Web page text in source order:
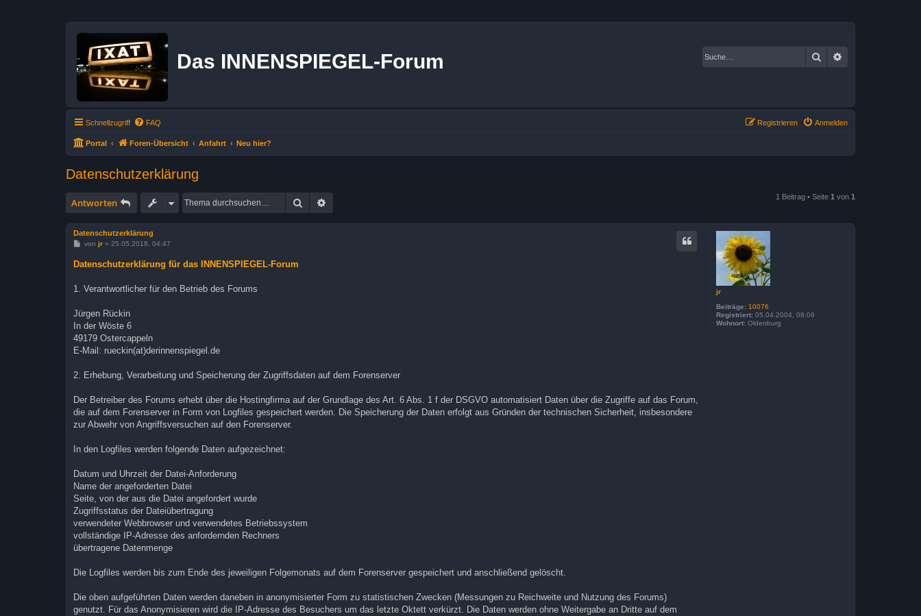
Das INNENSPIEGEL-Forum Suche
Schnellzugriff FAQ Anmelden
Registrieren
Portal Foren-Übersicht Anfahrt Neu hier?
Datenschutzerklärung
Antworten Suche 1 Beitrag • Seite 1 von 1
jr
Beiträge: 10076
Registriert: 05.04.2004, 08:06
Wohnort: Oldenburg
Datenschutzerklärung
B
t
a
g
von jr» 25.05.2018, 04:47
Datenschutzerklärung für das INNENSPIEGEL-Forum
1. Verantwortlicher für den Betrieb des Forums
Jürgen Rückin
In der Wöste 6
49179 Ostercappeln
E-Mail: rueckin(at)derinnenspiegel.de
2. Erhebung, Verarbeitung und Speicherung der Zugriffsdaten auf dem Forenserver
Der Betreiber des Forums erhebt über die Hostingfirma auf der Grundlage des Art. 6 Abs. 1 f der DSGVO automatisiert Daten über die Zugriffe auf das Forum,
die auf dem Forenserver in Form von Logfiles gespeichert werden. Die Speicherung der Daten erfolgt aus Gründen der technischen Sicherheit, insbesondere
zur Abwehr von Angriffsversuchen auf den Forenserver.
In den Logfiles werden folgende Daten aufgezeichnet:
Datum und Uhrzeit der Datei-Anforderung
Name der angeforderten Datei
Seite, von der aus die Datei angefordert wurde
Zugriffsstatus der Dateiübertragung
verwendeter Webbrowser und verwendetes Betriebssystem
vollständige IP-Adresse des anfordernden Rechners
übertragene Datenmenge
Die Logfiles werden bis zum Ende des jeweiligen Folgemonats auf dem Forenserver gespeichert und anschließend gelöscht.
Die oben aufgeführten Daten werden daneben in anonymisierter Form zu statistischen Zwecken (Messungen zu Reichweite und Nutzung des Forums)
genutzt. Für das Anonymisieren wird die IP-Adresse des Besuchers um das letzte Oktett verkürzt. Die Daten werden ohne Weitergabe an Dritte auf dem